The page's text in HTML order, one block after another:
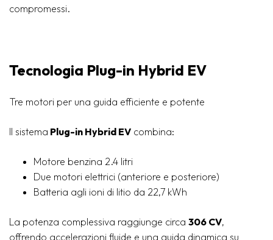
compromessi.
Tecnologia Plug-in Hybrid EV
Tre motori per una guida efficiente e potente
Il sistema Plug-in Hybrid EV combina:
Motore benzina 2.4 litri
Due motori elettrici (anteriore e posteriore)
Batteria agli ioni di litio da 22,7 kWh
La potenza complessiva raggiunge circa 306 CV,
offrendo accelerazioni fluide e una guida dinamica su